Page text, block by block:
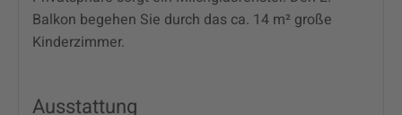
Balkon begehen Sie durch das ca. 14 m² große
Kinderzimmer.
Ausstattung